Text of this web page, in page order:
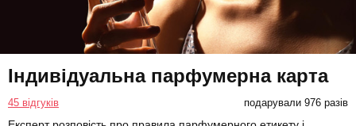
Індивідуальна парфумерна карта
45 відгуків подарували 976 разів